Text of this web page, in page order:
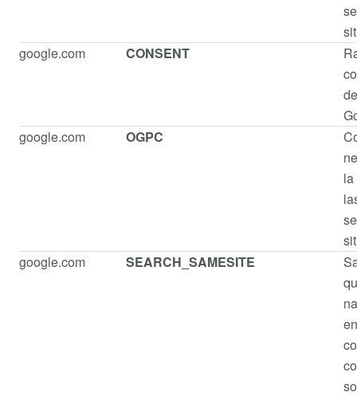
google.com
CONSENT
google.com
OGPC
google.com
SEARCH_SAMESITE